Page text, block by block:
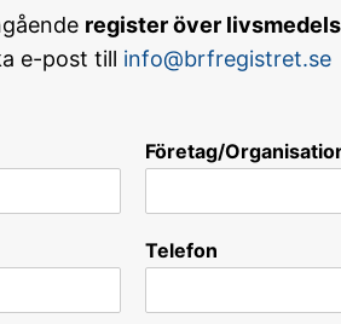
register över
e-post till info@brfregistret.se
Företag/
Telefon